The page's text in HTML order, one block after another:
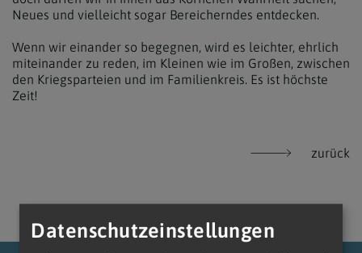
Neues und vielleicht sogar Bereicherndes entdecken.
Wenn wir einander so begegnen, wird es leichter, ehrlich
miteinander zu reden, im Kleinen wie im Großen, zwischen
den Kriegsparteien und im Familienkreis. Es ist höchste
Zeit!
zurück
Datenschutzeinstellungen